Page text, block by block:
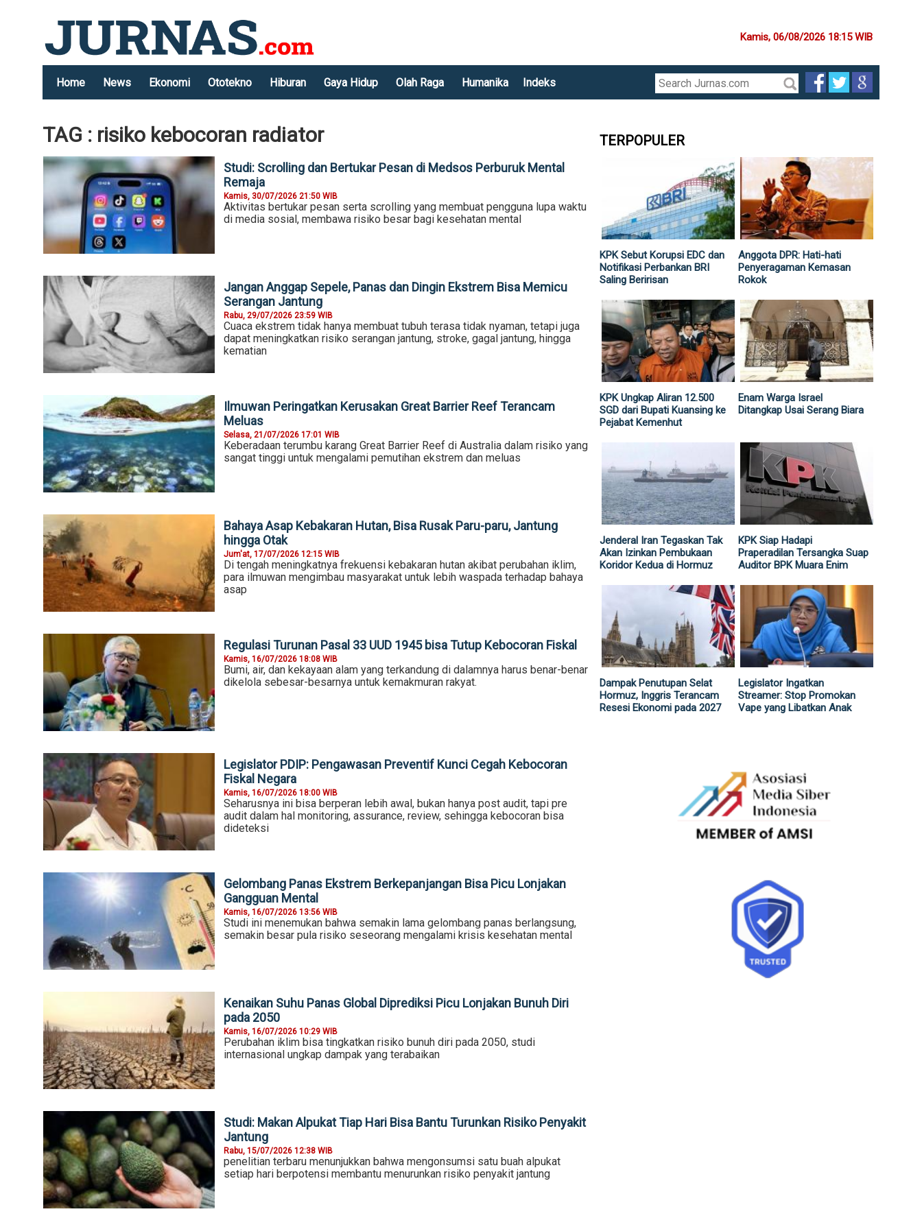
Kamis, 06/08/2026 18:15 WIB
Home News Ekonomi Ototekno Hiburan Gaya Hidup Olah Raga Humanika Indeks
TAG : risiko kebocoran radiator
Studi: Scrolling dan Bertukar Pesan di Medsos Perburuk Mental
Remaja
Kamis, 30/07/2026 21:50 WIB
Aktivitas bertukar pesan serta scrolling yang membuat pengguna lupa waktu
di media sosial, membawa risiko besar bagi kesehatan mental
Jangan Anggap Sepele, Panas dan Dingin Ekstrem Bisa Memicu
Serangan Jantung
Rabu, 29/07/2026 23:59 WIB
Cuaca ekstrem tidak hanya membuat tubuh terasa tidak nyaman, tetapi juga
dapat meningkatkan risiko serangan jantung, stroke, gagal jantung, hingga
kematian
Ilmuwan Peringatkan Kerusakan Great Barrier Reef Terancam
Meluas
Selasa, 21/07/2026 17:01 WIB
Keberadaan terumbu karang Great Barrier Reef di Australia dalam risiko yang
sangat tinggi untuk mengalami pemutihan ekstrem dan meluas
Bahaya Asap Kebakaran Hutan, Bisa Rusak Paru-paru, Jantung
hingga Otak
Jum'at, 17/07/2026 12:15 WIB
Di tengah meningkatnya frekuensi kebakaran hutan akibat perubahan iklim,
para ilmuwan mengimbau masyarakat untuk lebih waspada terhadap bahaya
asap
Regulasi Turunan Pasal 33 UUD 1945 bisa Tutup Kebocoran Fiskal
Kamis, 16/07/2026 18:08 WIB
Bumi, air, dan kekayaan alam yang terkandung di dalamnya harus benar-benar
dikelola sebesar-besarnya untuk kemakmuran rakyat.
Legislator PDIP: Pengawasan Preventif Kunci Cegah Kebocoran
Fiskal Negara
Kamis, 16/07/2026 18:00 WIB
Seharusnya ini bisa berperan lebih awal, bukan hanya post audit, tapi pre
audit dalam hal monitoring, assurance, review, sehingga kebocoran bisa
dideteksi
Gelombang Panas Ekstrem Berkepanjangan Bisa Picu Lonjakan
Gangguan Mental
Kamis, 16/07/2026 13:56 WIB
Studi ini menemukan bahwa semakin lama gelombang panas berlangsung,
semakin besar pula risiko seseorang mengalami krisis kesehatan mental
Kenaikan Suhu Panas Global Diprediksi Picu Lonjakan Bunuh Diri
pada 2050
Kamis, 16/07/2026 10:29 WIB
Perubahan iklim bisa tingkatkan risiko bunuh diri pada 2050, studi
internasional ungkap dampak yang terabaikan
Studi: Makan Alpukat Tiap Hari Bisa Bantu Turunkan Risiko Penyakit
Jantung
Rabu, 15/07/2026 12:38 WIB
penelitian terbaru menunjukkan bahwa mengonsumsi satu buah alpukat
setiap hari berpotensi membantu menurunkan risiko penyakit jantung
TERPOPULER
KPK Sebut Korupsi EDC dan
Notifikasi Perbankan BRI
Saling Beririsan
Anggota DPR: Hati-hati
Penyeragaman Kemasan
Rokok
KPK Ungkap Aliran 12.500
SGD dari Bupati Kuansing ke
Pejabat Kemenhut
Enam Warga Israel
Ditangkap Usai Serang Biara
Jenderal Iran Tegaskan Tak
Akan Izinkan Pembukaan
Koridor Kedua di Hormuz
KPK Siap Hadapi
Praperadilan Tersangka Suap
Auditor BPK Muara Enim
Dampak Penutupan Selat
Hormuz, Inggris Terancam
Resesi Ekonomi pada 2027
Legislator Ingatkan
Streamer: Stop Promokan
Vape yang Libatkan Anak